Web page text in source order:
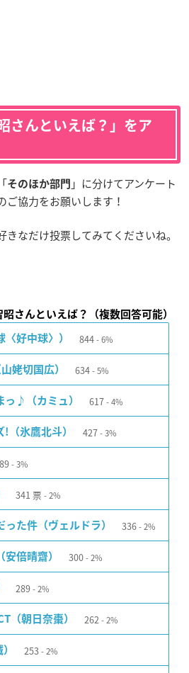
さんといえば？」をア
そのほか部門 」に分けてアンケート
ご協力をお願いします！
なだけ投票してみてくださいね。
昭さんといえば？（複数回答可能）
好中球〉） 844 6%
姥切国広） 634 5%
っ♪（カミュ） 617 4%
!（氷鷹北斗） 427 3%
3%
341 票 2%
た件（ヴェルドラ） 336 2%
倍晴齋） 300 2%
289 2%
（朝日奈棗） 262 2%
253 2%